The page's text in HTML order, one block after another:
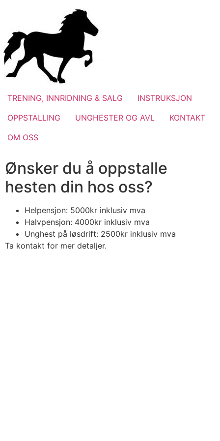
content
TRENING, INNRIDNING & SALG
INSTRUKSJON
OPPSTALLING
UNGHESTER OG AVL
KONTAKT
OM OSS
Ønsker du å oppstalle
hesten din hos oss?
Helpensjon: 5000kr inklusiv mva
Halvpensjon: 4000kr inklusiv mva
Unghest på løsdrift: 2500kr inklusiv mva
Ta kontakt for mer detaljer.